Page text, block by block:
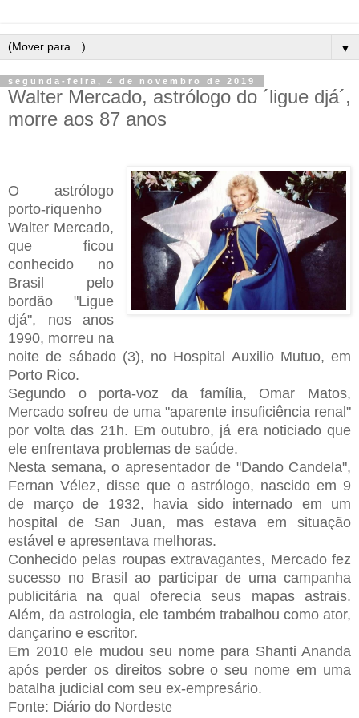
▼
segunda-feira, 4 de novembro de 2019
Walter Mercado, astrólogo do ´ligue djá´,
morre aos 87 anos
O astrólogo
porto-riquenho
Walter Mercado,
que ficou
conhecido no
Brasil pelo
bordão "Ligue
djá", nos anos
1990, morreu na
noite de sábado (3), no Hospital Auxilio Mutuo, em
Porto Rico.
Segundo o porta-voz da família, Omar Matos,
Mercado sofreu de uma "aparente insuficiência renal"
por volta das 21h. Em outubro, já era noticiado que
ele enfrentava problemas de saúde.
Nesta semana, o apresentador de "Dando Candela",
Fernan Vélez, disse que o astrólogo, nascido em 9
de março de 1932, havia sido internado em um
hospital de San Juan, mas estava em situação
estável e apresentava melhoras.
Conhecido pelas roupas extravagantes, Mercado fez
sucesso no Brasil ao participar de uma campanha
publicitária na qual oferecia seus mapas astrais.
Além, da astrologia, ele também trabalhou como ator,
dançarino e escritor.
Em 2010 ele mudou seu nome para Shanti Ananda
após perder os direitos sobre o seu nome em uma
batalha judicial com seu ex-empresário.
Fonte: Diário do Nordeste